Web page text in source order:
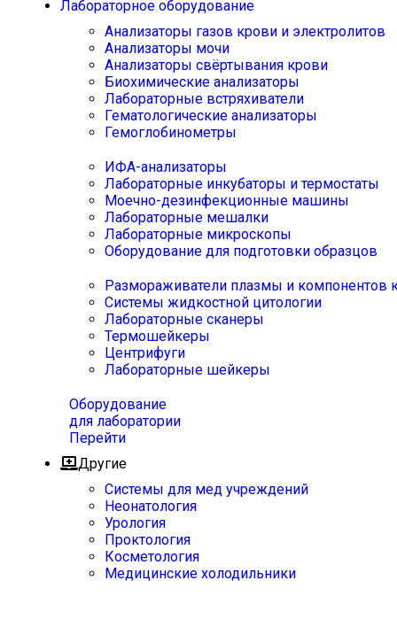
Лабораторное оборудование
Анализаторы газов крови и электролитов
Анализаторы мочи
Анализаторы свёртывания крови
Биохимические анализаторы
Лабораторные встряхиватели
Гематологические анализаторы
Гемоглобинометры
ИФА-анализаторы
Лабораторные инкубаторы и термостаты
Моечно-дезинфекционные машины
Лабораторные мешалки
Лабораторные микроскопы
Оборудование для подготовки образцов
Размораживатели плазмы и компонентов
Системы жидкостной цитологии
Лабораторные сканеры
Термошейкеры
Центрифуги
Лабораторные шейкеры
Оборудование
для лаборатории
Перейти
Другие
Системы для мед учреждений
Неонатология
Урология
Проктология
Косметология
Медицинские холодильники